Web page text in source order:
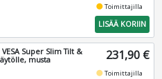
fiber_manual_recordToimittajilla
LISÄÄ KORIIN
Super Slim Tilt &
musta
231,90 €
fiber_manual_recordToimittajilla